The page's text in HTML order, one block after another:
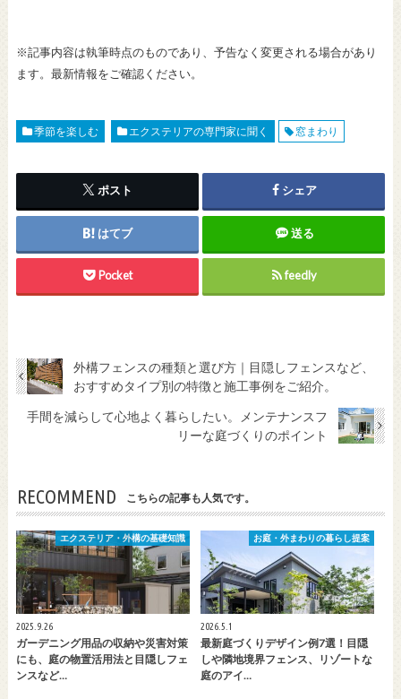
※記事内容は執筆時点のものであり、予告なく変更される場合があり
ます。最新情報をご確認ください。
季節を楽しむ エクステリアの専門家に聞く 窓まわり
ポスト シェア
はてブ 送る
Pocket feedly
外構フェンスの種類と選び方｜目隠しフェンスなど、
おすすめタイプ別の特徴と施工事例をご紹介。
手間を減らして心地よく暮らしたい。メンテナンスフ
リーな庭づくりのポイント
RECOMMEND こちらの記事も人気です。
エクステリア・外構の基礎知識
2025.9.26
ガーデニング用品の収納や災害対策
にも、庭の物置活用法と目隠しフェ
ンスなど…
お庭・外まわりの暮らし提案
2026.5.1
最新庭づくりデザイン例7選！目隠
しや隣地境界フェンス、リゾートな
庭のアイ…